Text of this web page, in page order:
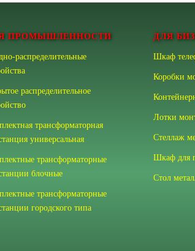
ПРОМЫШЛЕННОСТИ
распределительные
распределительное
трансформаторная
универсальная
трансформаторные
блочные
трансформаторные
городского типа
ДЛЯ
Шкаф
Коробки
Лотки
Стеллаж
Шкаф для
Стол